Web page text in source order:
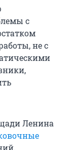
с
не с
Ленина